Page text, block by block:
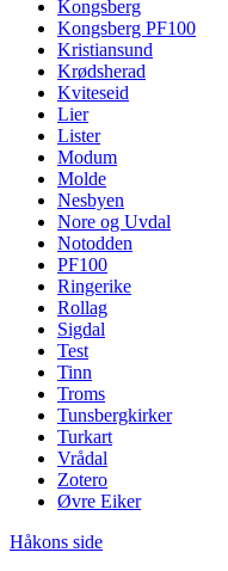
Kongsberg
Kongsberg PF100
Kristiansund
Krødsherad
Kviteseid
Lier
Lister
Modum
Molde
Nesbyen
Nore og Uvdal
Notodden
PF100
Ringerike
Rollag
Sigdal
Test
Tinn
Troms
Tunsbergkirker
Turkart
Vrådal
Zotero
Øvre Eiker
Håkons side